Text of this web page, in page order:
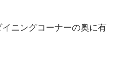
ニングコーナーの奥に有